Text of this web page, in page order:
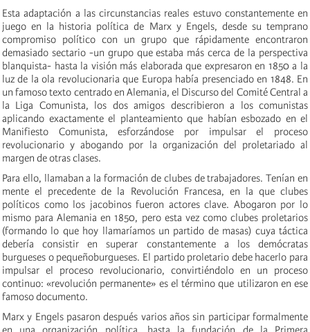
Esta adaptación a las circunstancias reales estuvo constantemente en
juego en la historia política de Marx y Engels, desde su temprano
compromiso político con un grupo que rápidamente encontraron
demasiado sectario -un grupo que estaba más cerca de la perspectiva
blanquista- hasta la visión más elaborada que expresaron en 1850 a la
luz de la ola revolucionaria que Europa había presenciado en 1848. En
un famoso texto centrado en Alemania, el Discurso del Comité Central a
la Liga Comunista, los dos amigos describieron a los comunistas
aplicando exactamente el planteamiento que habían esbozado en el
Manifiesto Comunista, esforzándose por impulsar el proceso
revolucionario y abogando por la organización del proletariado al
margen de otras clases.
Para ello, llamaban a la formación de clubes de trabajadores. Tenían en
mente el precedente de la Revolución Francesa, en la que clubes
políticos como los jacobinos fueron actores clave. Abogaron por lo
mismo para Alemania en 1850, pero esta vez como clubes proletarios
(formando lo que hoy llamaríamos un partido de masas) cuya táctica
debería consistir en superar constantemente a los demócratas
burgueses o pequeñoburgueses. El partido proletario debe hacerlo para
impulsar el proceso revolucionario, convirtiéndolo en un proceso
continuo: «revolución permanente» es el término que utilizaron en ese
famoso documento.
Marx y Engels pasaron después varios años sin participar formalmente